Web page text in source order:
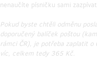
nenaučíte písničku sami
Pokud byste chtěli odměnu
doporučený balíček poštou
rámci ČR), je potřeba zaplatit o
víc, celkem tedy 365 Kč.